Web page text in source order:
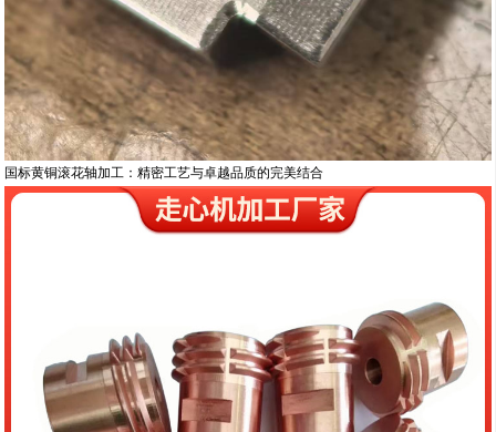
国标黄铜滚花轴加工：精密工艺与卓越品质的完美结合